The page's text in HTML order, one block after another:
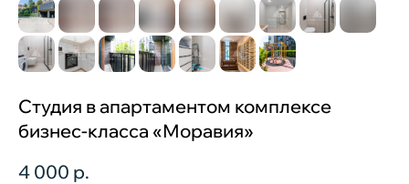
Студия в апартаментом комплексе
бизнес-класса «Моравия»
4 000 р.